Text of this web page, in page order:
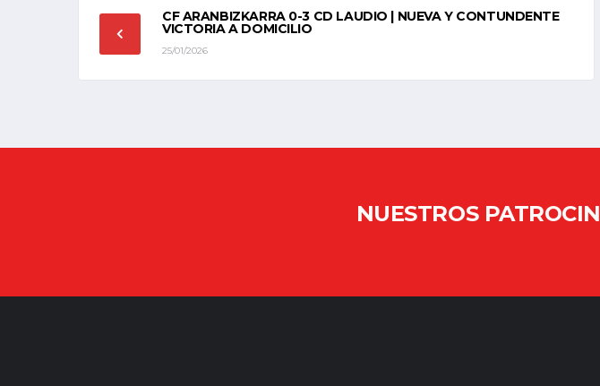
CF ARANBIZKARRA 0-3 CD LAUDIO | NUEVA Y CONTUNDENTE
VICTORIA A DOMICILIO
25/01/2026
NUESTROS